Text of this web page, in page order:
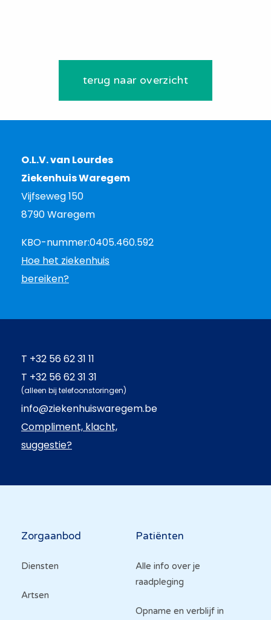
terug naar overzicht
O.L.V. van Lourdes
Ziekenhuis Waregem
Vijfseweg 150
8790 Waregem
KBO-nummer:0405.460.592
Hoe het ziekenhuis
bereiken?
T +32 56 62 31 11
T +32 56 62 31 31
(alleen bij telefoonstoringen)
info@ziekenhuiswaregem.be
Compliment, klacht,
suggestie?
Hoofdnavigatie
Zorgaanbod
Diensten
Artsen
Patiënten
Alle info over je
raadpleging
Opname en verblijf in